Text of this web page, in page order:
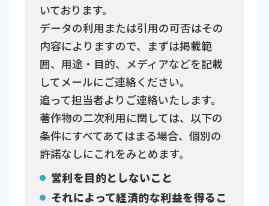
いております。
データの利用または引用の可否はその
内容によりますので、まずは掲載範
囲、用途・目的、メディアなどを記載
してメールにご連絡ください。
追って担当者よりご連絡いたします。
著作物の二次利用に関しては、以下の
条件にすべてあてはまる場合、個別の
許諾なしにこれをみとめます。
営利を目的としないこと
それによって経済的な利益を得るこ